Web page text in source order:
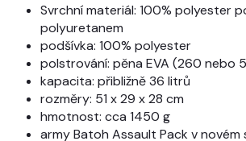
Svrchní materiál: 100% polyester
polyuretanem
podšívka: 100% polyester
polstrování: pěna EVA (260 nebo
kapacita: přibližně 36 litrů
rozměry: 51 x 29 x 28 cm
hmotnost: cca 1450 g
army Batoh Assault Pack v novém